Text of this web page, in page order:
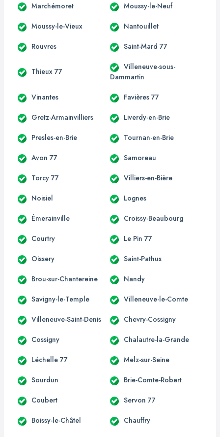
Marchémoret Moussy-le-Neuf
Moussy-le-Vieux Nantouillet
Rouvres Saint-Mard 77
Thieux 77
Villeneuve-sous-
Dammartin
Vinantes Favières 77
Gretz-Armainvilliers Liverdy-en-Brie
Presles-en-Brie Tournan-en-Brie
Avon 77 Samoreau
Torcy 77 Villiers-en-Bière
Noisiel Lognes
Émerainville Croissy-Beaubourg
Courtry Le Pin 77
Oissery Saint-Pathus
Brou-sur-Chantereine Nandy
Savigny-le-Temple Villeneuve-le-Comte
Villeneuve-Saint-Denis Chevry-Cossigny
Cossigny Chalautre-la-Grande
Léchelle 77 Melz-sur-Seine
Sourdun Brie-Comte-Robert
Coubert Servon 77
Boissy-le-Châtel Chauffry